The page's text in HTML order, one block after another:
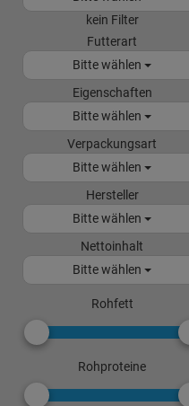
kein Filter
Futterart
Bitte wählen
Eigenschaften
Bitte wählen
Verpackungsart
Bitte wählen
Hersteller
Bitte wählen
Nettoinhalt
Bitte wählen
Rohfett
Rohproteine